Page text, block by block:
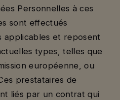
Personnelles à ces
sont effectués
applicables et reposent
types, telles que
européenne, ou
prestataires de
liés par un contrat qui